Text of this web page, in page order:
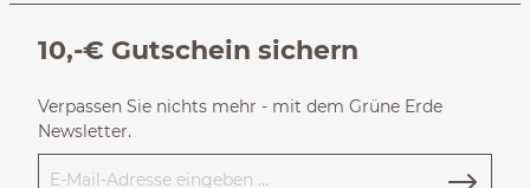
10,-€ Gutschein sichern
Verpassen Sie nichts mehr - mit dem Grüne Erde
Newsletter.